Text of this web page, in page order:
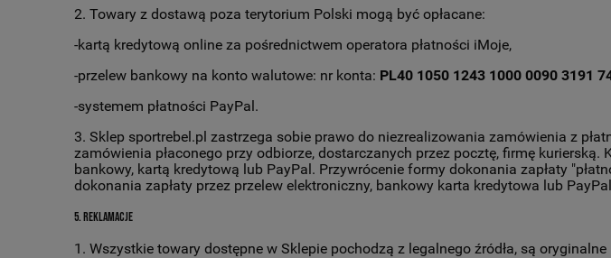
2. Towary z dostawą poza terytorium Polski mogą być opłacane:
-kartą kredytową online za pośrednictwem operatora płatności iMoje,
-przelew bankowy na konto walutowe: nr konta: PL40 1050 1243 1000 0090 3191
-systemem płatności PayPal.
3. Sklep sportrebel.pl zastrzega sobie prawo do niezrealizowania zamówienia z
zamówienia płaconego przy odbiorze, dostarczanych przez pocztę, firmę
bankowy, kartą kredytową lub PayPal. Przywrócenie formy dokonania zapłaty
dokonania zapłaty przez przelew elektroniczny, bankowy karta kredytowa lub
5. Reklamacje
1. Wszystkie towary dostępne w Sklepie pochodzą z legalnego źródła, są